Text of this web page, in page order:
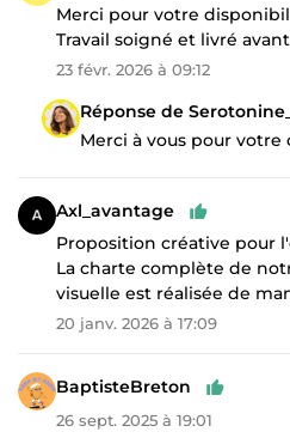
Merci pour votre
Travail soigné et livré
23 févr. 2026 à 09:12
Réponse de
Merci à vous pour votre
Axl_avantage
Proposition créative pour
La charte complète de
visuelle est réalisée de
20 janv. 2026 à 17:09
BaptisteBreton
26 sept. 2025 à 19:01